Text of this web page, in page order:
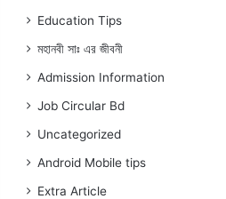
Education Tips
মহানবীসাঃ এর জীবনী
Admission Information
Job Circular Bd
Uncategorized
Android Mobile tips
Extra Article